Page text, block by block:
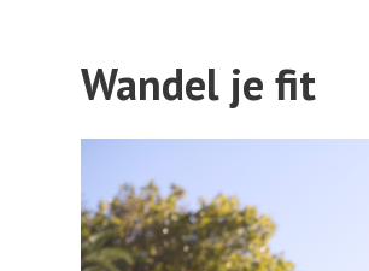
Wandel je fit